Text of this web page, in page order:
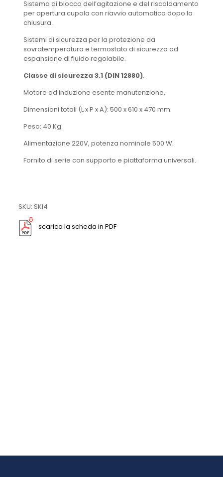
Sistema di blocco dell’agitazione e del riscaldamento
per apertura cupola con riavvio automatico dopo la
chiusura.
Sistemi di sicurezza per la protezione da
sovratemperatura e termostato di sicurezza ad
espansione di fluido regolabile.
Classe di sicurezza 3.1 (DIN 12880).
Motore ad induzione esente manutenzione.
Dimensioni totali (L x P x A): 500 x 610 x 470 mm.
Peso: 40 Kg.
Alimentazione 220V, potenza nominale 500 W.
Fornito di serie con supporto e piattaforma universali.
SKU: SKI4
scarica la scheda in PDF